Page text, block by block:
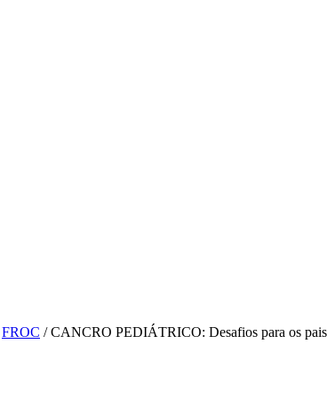
FROC / CANCRO PEDIÁTRICO: Desafios para os pais